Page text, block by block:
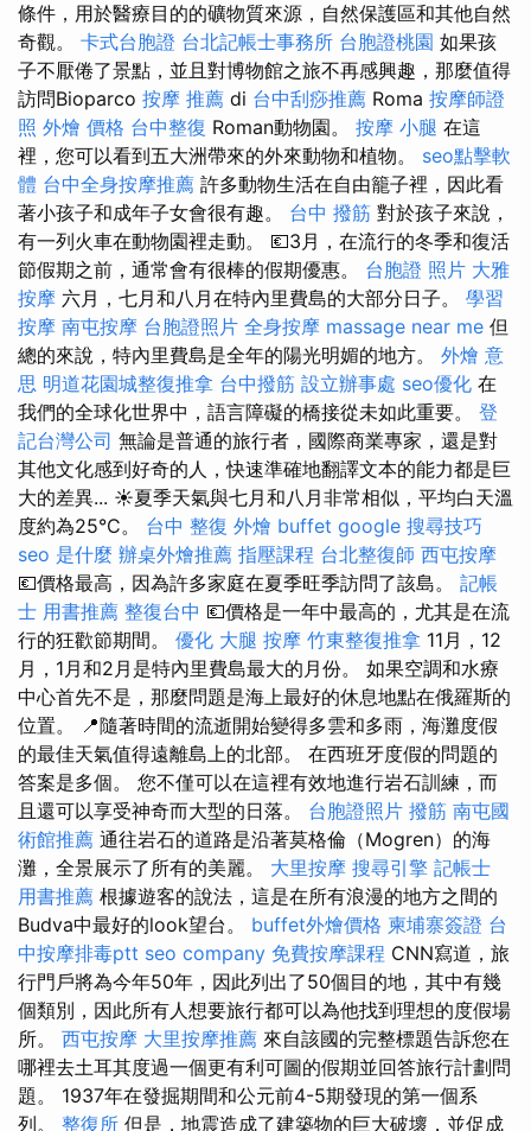
條件，用於醫療目的的礦物質來源，自然保護區和其他自然
奇觀。 卡式台胞證 台北記帳士事務所 台胞證桃園 如果孩
子不厭倦了景點，並且對博物館之旅不再感興趣，那麼值得
訪問Bioparco 按摩 推薦 di 台中刮痧推薦 Roma 按摩師證
照 外燴 價格 台中整復 Roman動物園。 按摩 小腿 在這
裡，您可以看到五大洲帶來的外來動物和植物。 seo點擊軟
體 台中全身按摩推薦 許多動物生活在自由籠子裡，因此看
著小孩子和成年子女會很有趣。 台中 撥筋 對於孩子來說，
有一列火車在動物園裡走動。 💶3月，在流行的冬季和復活
節假期之前，通常會有很棒的假期優惠。 台胞證 照片 大雅
按摩 六月，七月和八月在特內里費島的大部分日子。 學習
按摩 南屯按摩 台胞證照片 全身按摩 massage near me 但
總的來說，特內里費島是全年的陽光明媚的地方。 外燴 意
思 明道花園城整復推拿 台中撥筋 設立辦事處 seo優化 在
我們的全球化世界中，語言障礙的橋接從未如此重要。 登
記台灣公司 無論是普通的旅行者，國際商業專家，還是對
其他文化感到好奇的人，快速準確地翻譯文本的能力都是巨
大的差異... ☀️夏季天氣與七月和八月非常相似，平均白天溫
度約為25°C。 台中 整復 外燴 buffet google 搜尋技巧
seo 是什麼 辦桌外燴推薦 指壓課程 台北整復師 西屯按摩
💶價格最高，因為許多家庭在夏季旺季訪問了該島。 記帳
士 用書推薦 整復台中 💶價格是一年中最高的，尤其是在流
行的狂歡節期間。 優化 大腿 按摩 竹東整復推拿 11月，12
月，1月和2月是特內里費島最大的月份。 如果空調和水療
中心首先不是，那麼問題是海上最好的休息地點在俄羅斯的
位置。 📍隨著時間的流逝開始變得多雲和多雨，海灘度假
的最佳天氣值得遠離島上的北部。 在西班牙度假的問題的
答案是多個。 您不僅可以在這裡有效地進行岩石訓練，而
且還可以享受神奇而大型的日落。 台胞證照片 撥筋 南屯國
術館推薦 通往岩石的道路是沿著莫格倫（Mogren）的海
灘，全景展示了所有的美麗。 大里按摩 搜尋引擎 記帳士
用書推薦 根據遊客的說法，這是在所有浪漫的地方之間的
Budva中最好的look望台。 buffet外燴價格 柬埔寨簽證 台
中按摩排毒ptt seo company 免費按摩課程 CNN寫道，旅
行門戶將為今年50年，因此列出了50個目的地，其中有幾
個類別，因此所有人想要旅行都可以為他找到理想的度假場
所。 西屯按摩 大里按摩推薦 來自該國的完整標題告訴您在
哪裡去土耳其度過一個更有利可圖的假期並回答旅行計劃問
題。 1937年在發掘期間和公元前4-5期發現的第一個系
列。 整復所 但是，地震造成了建築物的巨大破壞，並促成